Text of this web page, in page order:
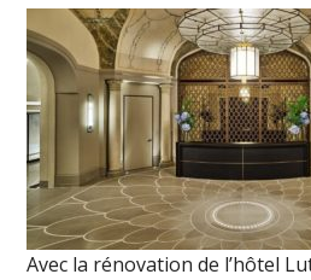
Avec la rénovation de l’hôtel